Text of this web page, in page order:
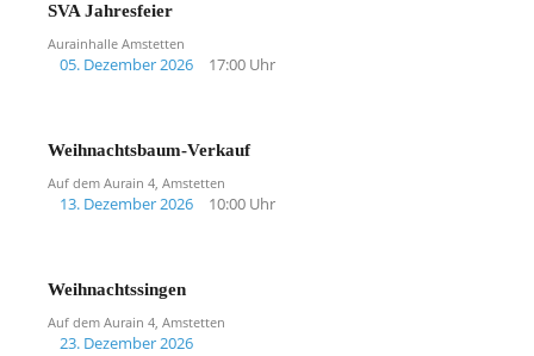
SVA Jahresfeier
Aurainhalle Amstetten
05. Dezember 2026 17:00 Uhr
Weihnachtsbaum-Verkauf
Auf dem Aurain 4, Amstetten
13. Dezember 2026 10:00 Uhr
Weihnachtssingen
Auf dem Aurain 4, Amstetten
23. Dezember 2026